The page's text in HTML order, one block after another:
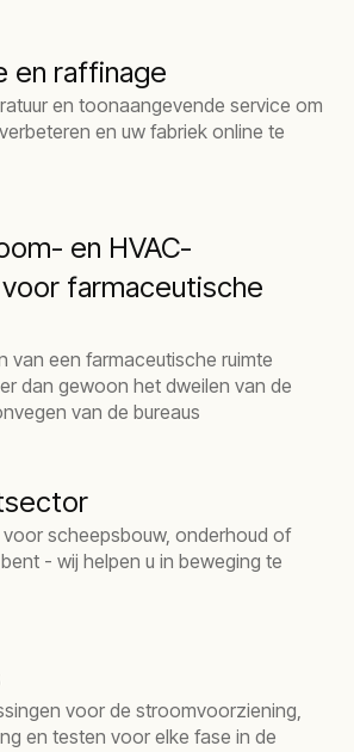
en raffinage
en toonaangevende service om
en uw fabriek online te
en HVAC-
farmaceutische
van een farmaceutische ruimte
dan gewoon het dweilen van de
van de bureaus
scheepsbouw, onderhoud of
- wij helpen u in beweging te
voor de stroomvoorziening,
en testen voor elke fase in de